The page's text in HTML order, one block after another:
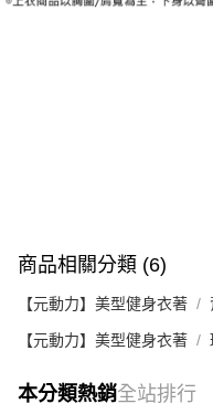
商品相關分類 (6)
【元動力】美型健身衣著
【元動力】美型健身衣著
本分類熱銷全站排行